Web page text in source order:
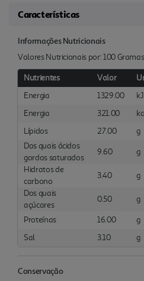
Características
Informações Nutricionais
Valores Nutricionais por: 100
Nutrientes Valor
Energia
1329.00
kJ
Energia
321.00
Lípidos
27.00
g
Dos quais ácidos
gordos saturados
9.60
g
Hidratos de
carbono
3.40
g
Dos quais
açúcares
0.50 g
Proteínas 16.00
g
Sal
3.10 g
Conservação